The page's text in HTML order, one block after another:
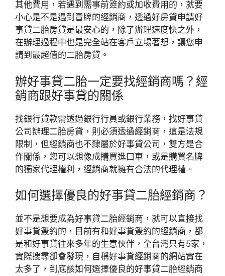
其他費用，若遇到需事前簽約或加收費用的，就要
小心是不是遇到冒牌的經銷商，透過好房貸申請好
事貸二胎房貸是最安心的，除了辦理速度快之外，
在辦理過程中也是完全站在客戶立場著想，讓您申
請到最超值的二胎房貸。
辦好事貸二胎一定要找經銷商嗎？經
銷商跟好事貸的關係
找銀行貸款需透過銀行行員或銀行業務，找好事貸
公司辦理二胎房貸，則必須透過經銷商，這是法規
限制，但經銷商也不隸屬於好事貸公司，雙方是合
作關係，您可以想像成購買進口車，或是購買名牌
的獨家代理權利，經銷商就擁有合法的代理權。
如何選擇優良的好事貸二胎經銷商？
並不是想要成為好事貸二胎經銷商，就可以直接找
好事貸簽約的，目前有和好事貸簽約的經銷商，都
是和好事貸往來多年的生意伙伴，全台灣只有5家，
實際搜尋卻會發現，自稱好事貸經銷商的網站實在
太多了，到底該如何選擇優良的好事貸二胎經銷商